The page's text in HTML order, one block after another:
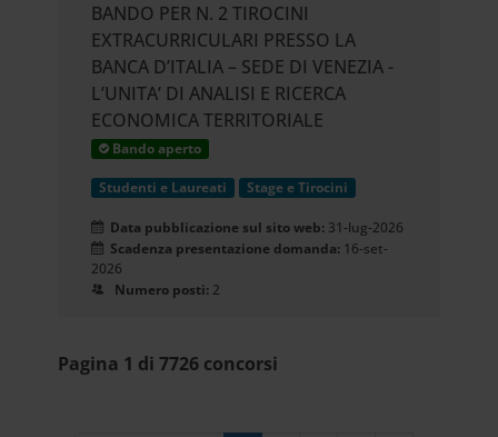
BANDO PER N. 2 TIROCINI
EXTRACURRICULARI PRESSO LA
BANCA D’ITALIA – SEDE DI VENEZIA -
L’UNITA’ DI ANALISI E RICERCA
ECONOMICA TERRITORIALE
Bando aperto
Studenti e Laureati Stage e Tirocini
Data pubblicazione sul sito web: 31-lug-2026
Scadenza presentazione domanda: 16-set-
2026
Numero posti: 2
Pagina 1 di 7726 concorsi